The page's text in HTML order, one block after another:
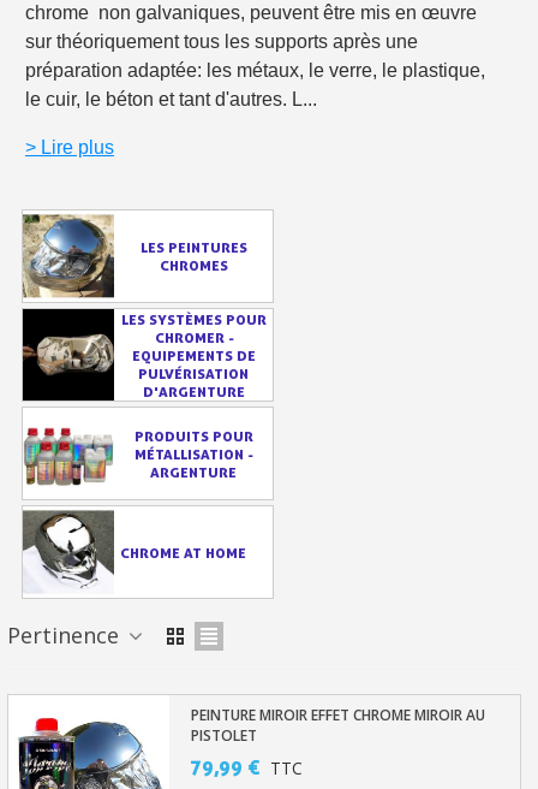
Livraison sous 24 h en France Métropolitaine
Retour produits sous 14 jours
Réduction de 5€ sur la première commande
Livraison offerte en France métropolitaine pour 250€ d'achats
Paiement en 4x sans frais dès 30€ d'achats
Votre devis en ligne en moins d'1 minute
Partagez vos créations et obtenez des bons d'achat
Gagnez des points de fidélité à chaque commande
10€ de bon d'achat pour chaque parrainage
chrome non galvaniques, peuvent être mis en œuvre
sur théoriquement tous les supports après une
préparation adaptée: les métaux, le verre, le plastique,
le cuir, le béton et tant d'autres. L...
> Lire plus
LES PEINTURES
CHROMES
LES SYSTÈMES POUR
CHROMER -
EQUIPEMENTS DE
PULVÉRISATION
D'ARGENTURE
PRODUITS POUR
MÉTALLISATION -
ARGENTURE
CHROME AT HOME
Pertinence
PEINTURE MIROIR EFFET CHROME MIROIR AU
PISTOLET
79,99 € TTC